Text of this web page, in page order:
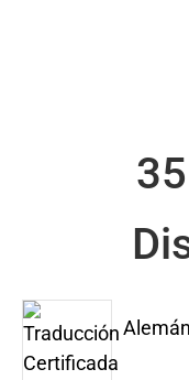
Alemán